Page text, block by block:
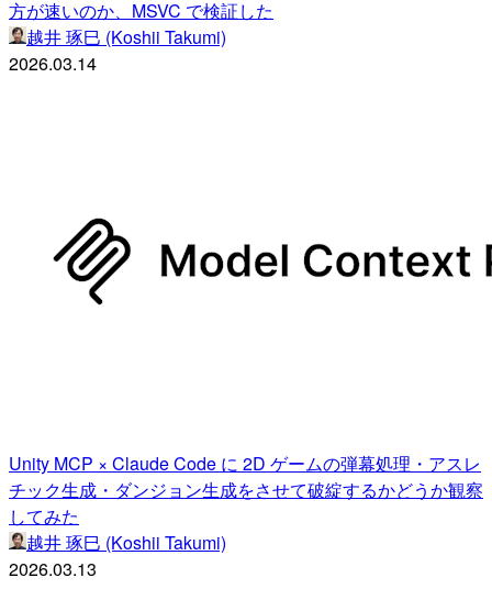
方が速いのか、MSVC で検証した
越井 琢巳 (Koshii Takumi)
2026.03.14
Unity MCP × Claude Code に 2D ゲームの弾幕処理・アスレ
チック生成・ダンジョン生成をさせて破綻するかどうか観察
してみた
越井 琢巳 (Koshii Takumi)
2026.03.13